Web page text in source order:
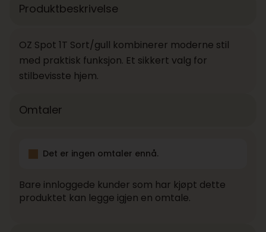
Produktbeskrivelse
OZ Spot 1T Sort/gull kombinerer moderne stil
med praktisk funksjon. Et sikkert valg for
stilbevisste hjem.
Omtaler
Det er ingen omtaler ennå.
Bare innloggede kunder som har kjøpt dette
produktet kan legge igjen en omtale.